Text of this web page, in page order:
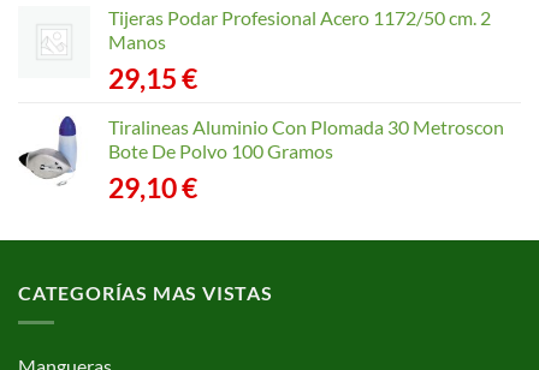
precios:
Tijeras Podar Profesional Acero 1172/50 cm. 2
Manos
29,15€
Tiralineas Aluminio Con Plomada 30 Metroscon
Bote De Polvo 100 Gramos
29,10€
CATEGORÍAS MAS VISTAS